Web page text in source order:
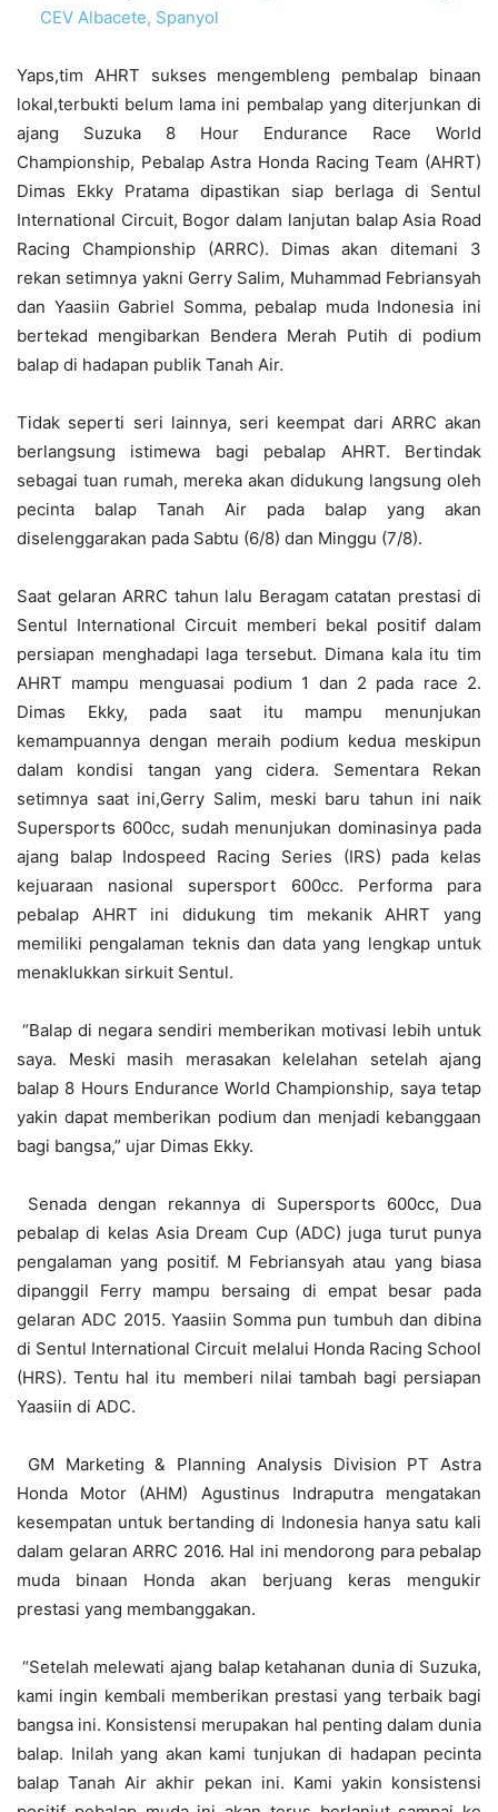
CEV Albacete, Spanyol
Yaps,tim AHRT sukses mengembleng pembalap binaan
lokal,terbukti belum lama ini pembalap yang diterjunkan di
ajang Suzuka 8 Hour Endurance Race World
Championship, Pebalap Astra Honda Racing Team (AHRT)
Dimas Ekky Pratama dipastikan siap berlaga di Sentul
International Circuit, Bogor dalam lanjutan balap Asia Road
Racing Championship (ARRC). Dimas akan ditemani 3
rekan setimnya yakni Gerry Salim, Muhammad Febriansyah
dan Yaasiin Gabriel Somma, pebalap muda Indonesia ini
bertekad mengibarkan Bendera Merah Putih di podium
balap di hadapan publik Tanah Air.
Tidak seperti seri lainnya, seri keempat dari ARRC akan
berlangsung istimewa bagi pebalap AHRT. Bertindak
sebagai tuan rumah, mereka akan didukung langsung oleh
pecinta balap Tanah Air pada balap yang akan
diselenggarakan pada Sabtu (6/8) dan Minggu (7/8).
Saat gelaran ARRC tahun lalu Beragam catatan prestasi di
Sentul International Circuit memberi bekal positif dalam
persiapan menghadapi laga tersebut. Dimana kala itu tim
AHRT mampu menguasai podium 1 dan 2 pada race 2.
Dimas Ekky, pada saat itu mampu menunjukan
kemampuannya dengan meraih podium kedua meskipun
dalam kondisi tangan yang cidera. ‎Sementara Rekan
setimnya saat ini,Gerry Salim, meski baru tahun ini naik
Supersports 600cc, sudah menunjukan dominasinya pada
ajang balap Indospeed Racing Series (IRS) pada kelas
kejuaraan nasional supersport 600cc. Performa para
pebalap AHRT ini didukung tim mekanik AHRT yang
memiliki pengalaman teknis dan data yang lengkap untuk
menaklukkan sirkuit Sentul.
“Balap di negara sendiri memberikan motivasi lebih untuk
saya. Meski masih merasakan kelelahan setelah ajang
balap 8 Hours Endurance World Championship, saya tetap
yakin dapat memberikan podium dan menjadi kebanggaan
bagi bangsa,” ujar Dimas Ekky.
Senada dengan rekannya di Supersports 600cc, Dua
pebalap di kelas Asia Dream Cup (ADC) juga turut punya
pengalaman yang positif. M Febriansyah atau yang biasa
dipanggil Ferry mampu bersaing di empat besar pada
gelaran ADC 2015. Yaasiin Somma pun tumbuh dan dibina
di Sentul International Circuit melalui Honda Racing School
(HRS). Tentu hal itu memberi nilai tambah bagi persiapan
Yaasiin di ADC.
GM Marketing & Planning Analysis Division PT Astra
Honda Motor (AHM) Agustinus Indraputra mengatakan
kesempatan untuk bertanding di Indonesia hanya satu kali
dalam gelaran ARRC 2016. Hal ini mendorong para pebalap
muda binaan Honda akan berjuang keras mengukir
prestasi yang membanggakan.
“Setelah melewati ajang balap ketahanan dunia di Suzuka,
kami ingin kembali memberikan prestasi yang terbaik bagi
bangsa ini. Konsistensi merupakan hal penting dalam dunia
balap. Inilah yang akan kami tunjukan di hadapan pecinta
balap Tanah Air akhir pekan ini. Kami yakin konsistensi